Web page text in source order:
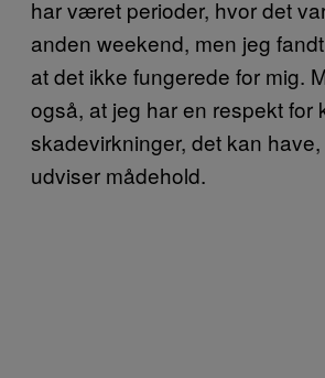
har været perioder, hvor det
anden weekend, men jeg
at det ikke fungerede for mig.
også, at jeg har en respekt for
skadevirkninger, det kan
udviser mådehold.